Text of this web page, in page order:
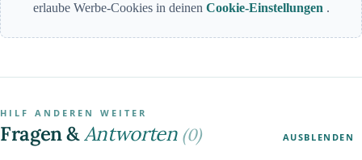
erlaube Werbe-Cookies in deinen Cookie-Einstellungen .
HILF ANDEREN WEITER
Fragen &Antworten (0) AUSBLENDEN